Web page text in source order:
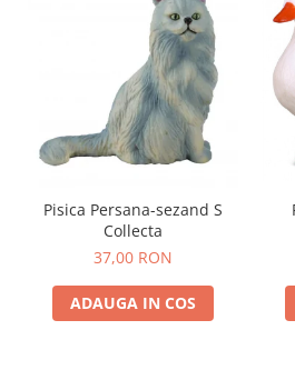
Pisica Persana-sezand S
Collecta
37,00 RON
ADAUGA IN COS